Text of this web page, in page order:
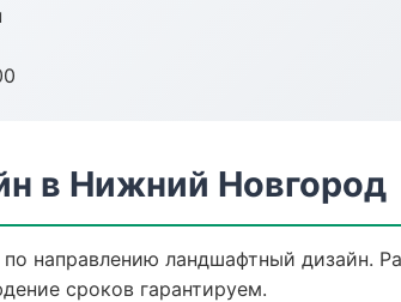
в Нижний Новгород
направлению ландшафтный дизайн.
сроков гарантируем.